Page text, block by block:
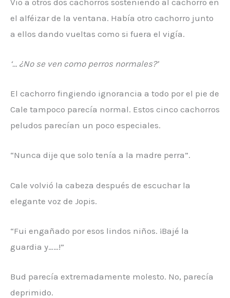
el alféizar de la ventana. Había otro cachorro junto
a ellos dando vueltas como si fuera el vigía.
‘… ¿No se ven como perros normales?’
El cachorro fingiendo ignorancia a todo por el pie de
Cale tampoco parecía normal. Estos cinco cachorros
peludos parecían un poco especiales.
“Nunca dije que solo tenía a la madre perra”.
Cale volvió la cabeza después de escuchar la
elegante voz de Jopis.
“Fui engañado por esos lindos niños. ¡Bajé la
guardia y……!”
Bud parecía extremadamente molesto. No, parecía
deprimido.